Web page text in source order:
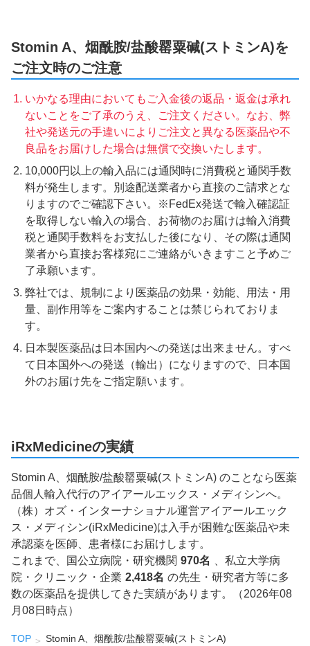
Stomin A、烟酰胺/盐酸罂粟碱(ストミンA)を
ご注文時のご注意
いかなる理由においてもご入金後の返品・返金は承れ
ないことをご了承のうえ、ご注文ください。なお、弊
社や発送元の手違いによりご注文と異なる医薬品や不
良品をお届けした場合は無償で交換いたします。
10,000円以上の輸入品には通関時に消費税と通関手数
料が発生します。別途配送業者から直接のご請求とな
りますのでご確認下さい。※FedEx発送で輸入確認証
を取得しない輸入の場合、お荷物のお届けは輸入消費
税と通関手数料をお支払した後になり、その際は通関
業者から直接お客様宛にご連絡がいきますこと予めご
了承願います。
弊社では、規制により医薬品の効果・効能、用法・用
量、副作用等をご案内することは禁じられておりま
す。
日本製医薬品は日本国内への発送は出来ません。すべ
て日本国外への発送（輸出）になりますので、日本国
外のお届け先をご指定願います。
iRxMedicineの実績
Stomin A、烟酰胺/盐酸罂粟碱(ストミンA) のことなら医薬
品個人輸入代行のアイアールエックス・メディシンへ。
（株）オズ・インターナショナル運営アイアールエック
ス・メディシン(iRxMedicine)は入手が困難な医薬品や未
承認薬を医師、患者様にお届けします。
これまで、国公立病院・研究機関 970名
、私立大学病
院・クリニック・企業 2,418名 の先生・研究者方等に多
数の医薬品を提供してきた実績があります。（2026年08
月08日時点）
TOP Stomin A、烟酰胺/盐酸罂粟碱(ストミンA)